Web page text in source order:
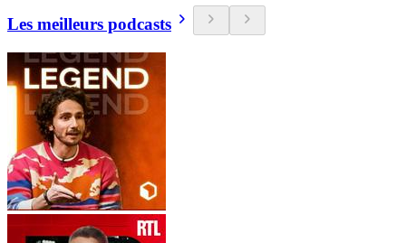
Les meilleurs podcasts